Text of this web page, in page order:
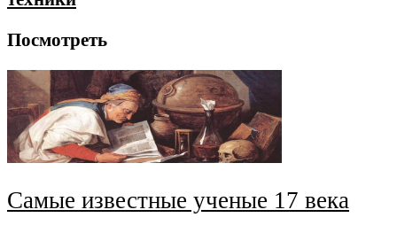
Посмотреть
Самые известные ученые 17 века